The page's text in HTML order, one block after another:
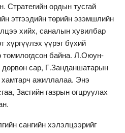
Стратегийн ордын тусгай
этгээдийн төрийн эзэмшлийн
хийх, саналын хувилбар
хүргүүлэх үүрэг бүхий
томилогдсон байна. Л.Оюун-
дөрвөн сар, Г.Занданшатарын
хамтарч ажиллалаа. Энэ
Засгийн газрын огцруулах
сангийн хэлэлцээрийг